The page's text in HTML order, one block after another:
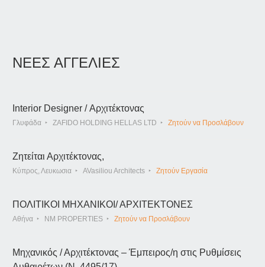
ΝΕΕΣ ΑΓΓΕΛΙΕΣ
Interior Designer / Αρχιτέκτονας
Γλυφάδα ZAFIDO HOLDING HELLAS LTD Ζητούν να Προσλάβουν
Ζητείται Αρχιτέκτονας,
Κύπρος, Λευκωσια AVasiliou Architects Ζητούν Εργασία
ΠΟΛΙΤΙΚΟΙ ΜΗΧΑΝΙΚΟΙ/ ΑΡΧΙΤΕΚΤΟΝΕΣ
Αθήνα NM PROPERTIES Ζητούν να Προσλάβουν
Μηχανικός / Αρχιτέκτονας – Έμπειρος/η στις Ρυθμίσεις